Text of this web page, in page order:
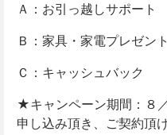
Ａ：お引っ越しサポート
Ｂ：家具・家電プレゼン
Ｃ：キャッシュバック
★キャンペーン期間：８
申し込み頂き、ご契約頂